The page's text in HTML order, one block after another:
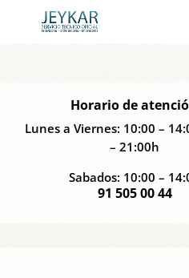
Horario de
Lunes a Viernes: 10:00 –
– 21:00h
Sabados: 10:00 –
91 505 00 44